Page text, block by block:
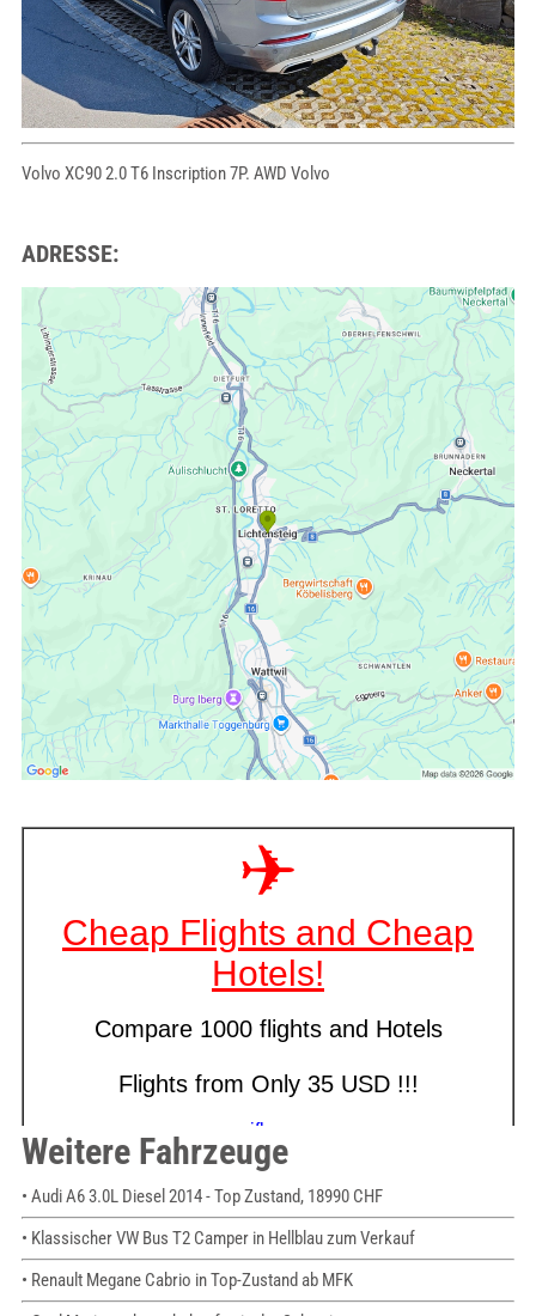
Volvo XC90 2.0 T6 Inscription 7P. AWD Volvo
ADRESSE:
Weitere Fahrzeuge
• Audi A6 3.0L Diesel 2014 - Top Zustand, 18990 CHF
• Klassischer VW Bus T2 Camper in Hellblau zum Verkauf
• Renault Megane Cabrio in Top-Zustand ab MFK